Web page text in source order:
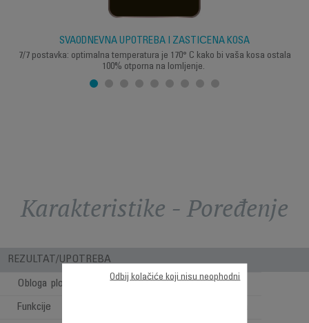
SVAODNEVNA UPOTREBA I ZAŠTIĆENA KOSA
7/7 postavka: optimalna temperatura je 170° C kako bi vaša kosa ostala
100% otporna na lomljenje.
Karakteristike - Poređenje
REZULTAT/UPOTREBA
Obloga ploča Kašmir Keratin
Funkcije
Odbij kolačiće koji nisu neophodni